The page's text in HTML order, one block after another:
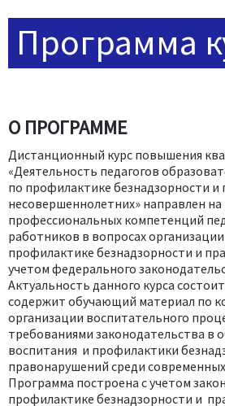
Программа
О ПРОГРАММЕ
Дистанционный курс повышения
«Деятельность педагогов
по профилактике безнадзорности
несовершеннолетних» направлен
профессиональных компетенций
работников в вопросах
профилактике безнадзорности и
учетом федерального
Актуальность данного курса
содержит обучающий материал по
организации воспитательного
требованиями законодательства в
воспитания и профилактики
правонарушений среди
Программа построена с учетом
профилактике безнадзорности и